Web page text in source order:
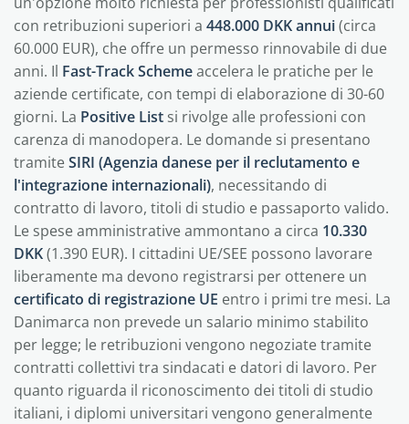
con retribuzioni superiori a 448.000 DKK annui(circa
60.000 EUR), che offre un permesso rinnovabile di due
anni. Il Fast-Track Schemeaccelera le pratiche per le
aziende certificate, con tempi di elaborazione di 30-60
giorni. La Positive List si rivolge alle professioni con
carenza di manodopera. Le domande si presentano
tramiteSIRI (Agenzia danese per il reclutamento e
l'integrazione internazionali), necessitando di
contratto di lavoro, titoli di studio e passaporto valido.
Le spese amministrative ammontano a circa 10.330
DKK(1.390 EUR). I cittadini UE/SEE possono lavorare
liberamente ma devono registrarsi per ottenere un
certificato di registrazione UE entro i primi tre mesi. La
Danimarca non prevede un salario minimo stabilito
per legge; le retribuzioni vengono negoziate tramite
contratti collettivi tra sindacati e datori di lavoro. Per
quanto riguarda il riconoscimento dei titoli di studio
italiani, i diplomi universitari vengono generalmente